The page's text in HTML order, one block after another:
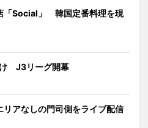
「Social」 韓国定番料理を現
け J3リーグ開幕
アなしの門司側をライブ配信